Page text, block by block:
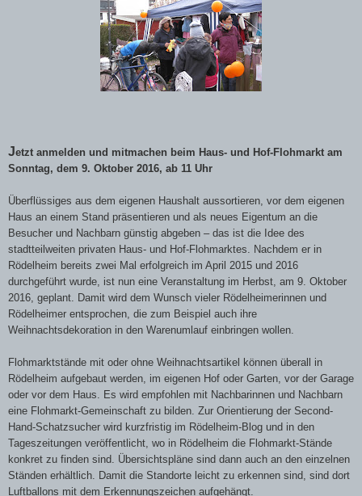
Jetzt anmelden und mitmachen beim Haus- und Hof-Flohmarkt am
Sonntag, dem 9. Oktober 2016, ab 11 Uhr
Überflüssiges aus dem eigenen Haushalt aussortieren, vor dem eigenen
Haus an einem Stand präsentieren und als neues Eigentum an die
Besucher und Nachbarn günstig abgeben – das ist die Idee des
stadtteilweiten privaten Haus- und Hof-Flohmarktes. Nachdem er in
Rödelheim bereits zwei Mal erfolgreich im April 2015 und 2016
durchgeführt wurde, ist nun eine Veranstaltung im Herbst, am 9. Oktober
2016, geplant. Damit wird dem Wunsch vieler Rödelheimerinnen und
Rödelheimer entsprochen, die zum Beispiel auch ihre
Weihnachtsdekoration in den Warenumlauf einbringen wollen.
Flohmarktstände mit oder ohne Weihnachtsartikel können überall in
Rödelheim aufgebaut werden, im eigenen Hof oder Garten, vor der Garage
oder vor dem Haus. Es wird empfohlen mit Nachbarinnen und Nachbarn
eine Flohmarkt-Gemeinschaft zu bilden. Zur Orientierung der Second-
Hand-Schatzsucher wird kurzfristig im Rödelheim-Blog und in den
Tageszeitungen veröffentlicht, wo in Rödelheim die Flohmarkt-Stände
konkret zu finden sind. Übersichtspläne sind dann auch an den einzelnen
Ständen erhältlich. Damit die Standorte leicht zu erkennen sind, sind dort
Luftballons mit dem Erkennungszeichen aufgehängt.